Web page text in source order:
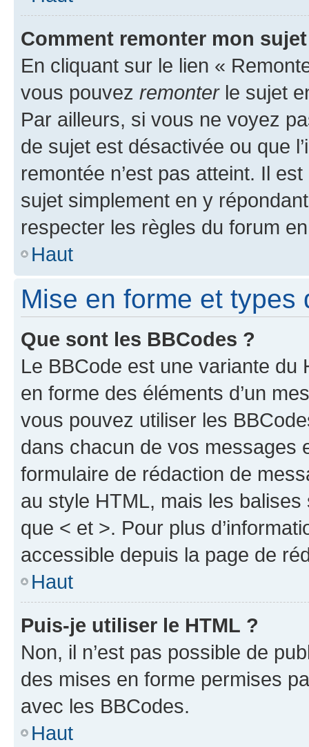
Comment remonter mon
En cliquant sur le lien «
vous pouvez remonterle sujet
Par ailleurs, si vous ne voyez
de sujet est désactivée ou que
remontée n’est pas atteint. Il
sujet simplement en y
respecter les règles du forum
Haut
Mise en forme et types
Que sont les BBCodes ?
Le BBCode est une variante du
en forme des éléments d’un
vous pouvez utiliser les
dans chacun de vos messages
formulaire de rédaction de
au style HTML, mais les
que < et >. Pour plus
accessible depuis la page de
Haut
Puis-je utiliser le HTML ?
Non, il n’est pas possible de
des mises en forme permises
avec les BBCodes.
Haut